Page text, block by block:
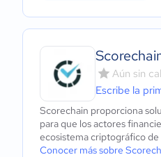
Aún sin
Escribe la
Scorechain proporciona
para que los actores
ecosistema criptográfico
Conocer más sobre